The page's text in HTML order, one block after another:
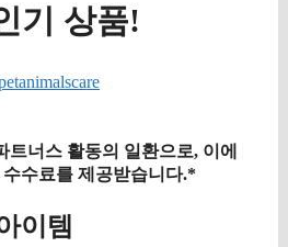
기 상품!
트너스 활동의 일환으로, 이에
수료를 제공받습니다.*
이템